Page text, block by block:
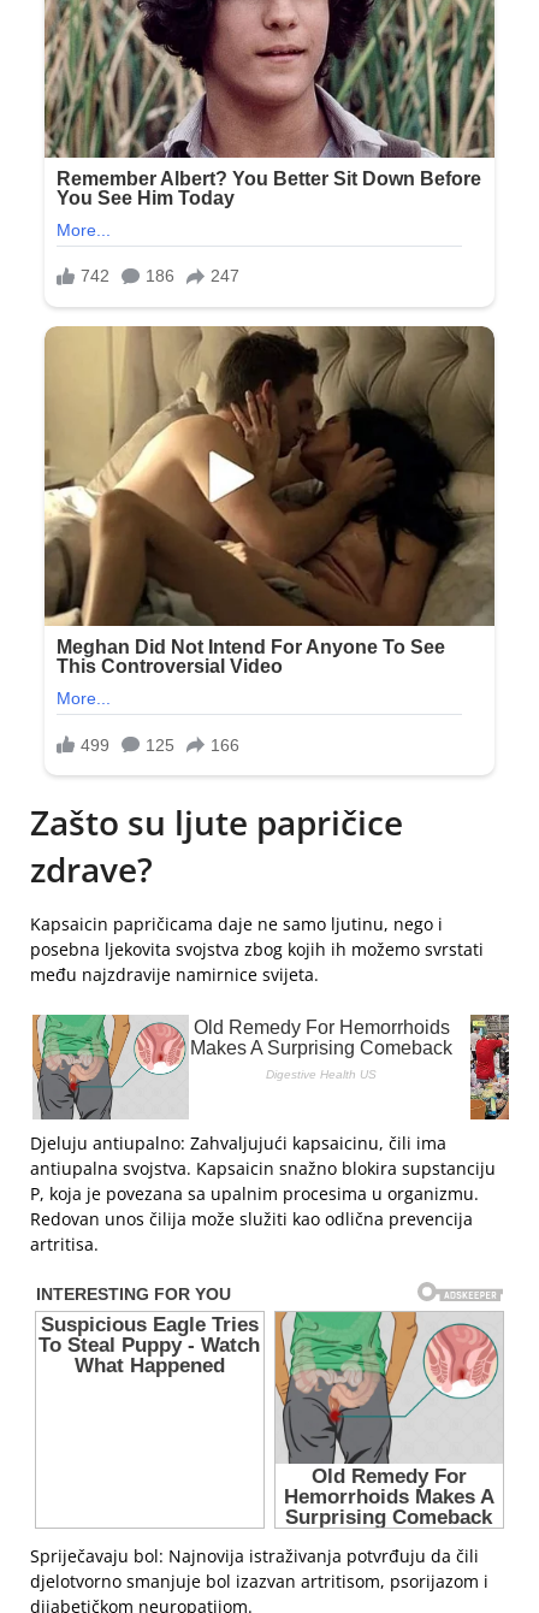
Zašto su ljute papričice
zdrave?
Kapsaicin papričicama daje ne samo ljutinu, nego i
posebna ljekovita svojstva zbog kojih ih možemo svrstati
među najzdravije namirnice svijeta.
Djeluju antiupalno: Zahvaljujući kapsaicinu, čili ima
antiupalna svojstva. Kapsaicin snažno blokira supstanciju
P, koja je povezana sa upalnim procesima u organizmu.
Redovan unos čilija može služiti kao odlična prevencija
artritisa.
Spriječavaju bol: Najnovija istraživanja potvrđuju da čili
djelotvorno smanjuje bol izazvan artritisom, psorijazom i
dijabetičkom neuropatijom.